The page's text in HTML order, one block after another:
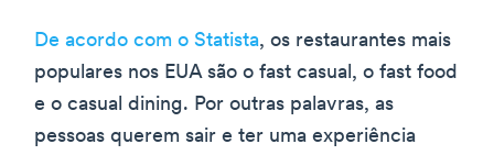
De acordo com o Statista, os restaurantes mais
populares nos EUA são o fast casual, o fast food
e o casual dining. Por outras palavras, as
pessoas querem sair e ter uma experiência